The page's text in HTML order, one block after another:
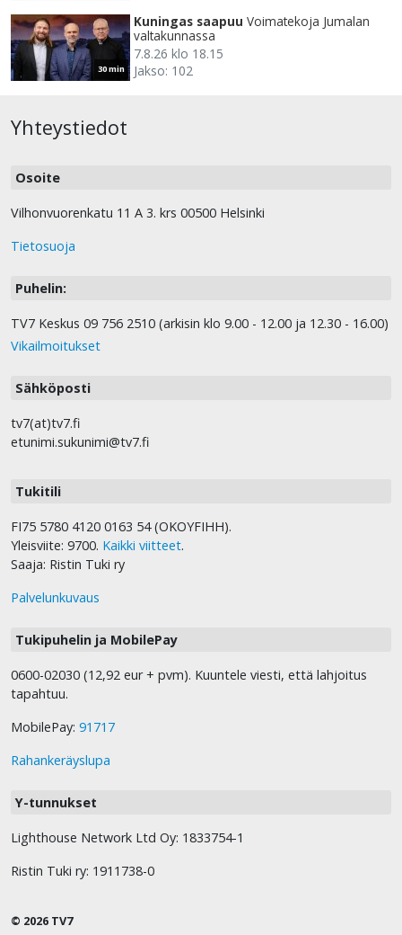
30 min
Kuningas saapuu Voimatekoja Jumalan
valtakunnassa
7.8.26 klo 18.15
Jakso: 102
Yhteystiedot
Osoite
Vilhonvuorenkatu 11 A 3. krs 00500 Helsinki
Tietosuoja
Puhelin:
TV7 Keskus 09 756 2510 (arkisin klo 9.00 - 12.00 ja 12.30 - 16.00)
Vikailmoitukset
Sähköposti
tv7(at)tv7.fi
etunimi.sukunimi@tv7.fi
Tukitili
FI75 5780 4120 0163 54 (OKOYFIHH).
Yleisviite: 9700. Kaikki viitteet.
Saaja: Ristin Tuki ry
Palvelunkuvaus
Tukipuhelin ja MobilePay
0600-02030 (12,92 eur + pvm). Kuuntele viesti, että lahjoitus
tapahtuu.
MobilePay: 91717
Rahankeräyslupa
Y-tunnukset
Lighthouse Network Ltd Oy: 1833754-1
Ristin Tuki ry: 1911738-0
© 2026 TV7